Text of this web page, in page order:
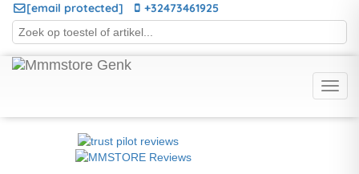
[email protected] +32473461925